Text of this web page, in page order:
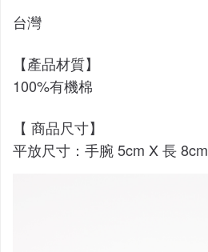
台灣
【產品材質】
100%有機棉
【 商品尺寸】
平放尺寸：手腕 5cm X 長 8cm